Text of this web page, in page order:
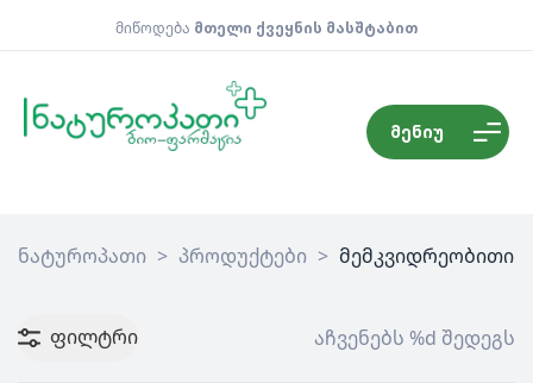
მიწოდება მთელი ქვეყნის მასშტაბით
მენიუ
ნატუროპათი > პროდუქტები > მემკვიდრეობითი
ფილტრი აჩვენებს %d შედეგს